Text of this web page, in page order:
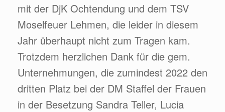
mit der DjK Ochtendung und dem TSV
Moselfeuer Lehmen, die leider in diesem
Jahr überhaupt nicht zum Tragen kam.
Trotzdem herzlichen Dank für die gem.
Unternehmungen, die zumindest 2022 den
dritten Platz bei der DM Staffel der Frauen
in der Besetzung Sandra Teller, Lucia